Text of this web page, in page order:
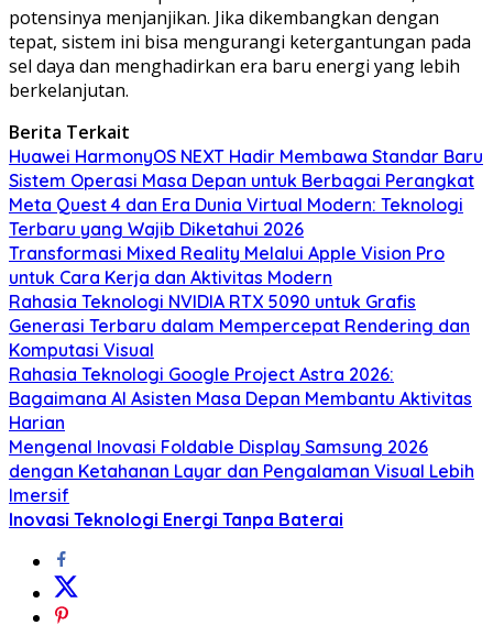
potensinya menjanjikan. Jika dikembangkan dengan
tepat, sistem ini bisa mengurangi ketergantungan pada
sel daya dan menghadirkan era baru energi yang lebih
berkelanjutan.
Berita Terkait
Huawei HarmonyOS NEXT Hadir Membawa Standar Baru
Sistem Operasi Masa Depan untuk Berbagai Perangkat
Meta Quest 4 dan Era Dunia Virtual Modern: Teknologi
Terbaru yang Wajib Diketahui 2026
Transformasi Mixed Reality Melalui Apple Vision Pro
untuk Cara Kerja dan Aktivitas Modern
Rahasia Teknologi NVIDIA RTX 5090 untuk Grafis
Generasi Terbaru dalam Mempercepat Rendering dan
Komputasi Visual
Rahasia Teknologi Google Project Astra 2026:
Bagaimana AI Asisten Masa Depan Membantu Aktivitas
Harian
Mengenal Inovasi Foldable Display Samsung 2026
dengan Ketahanan Layar dan Pengalaman Visual Lebih
Imersif
Inovasi Teknologi Energi Tanpa Baterai